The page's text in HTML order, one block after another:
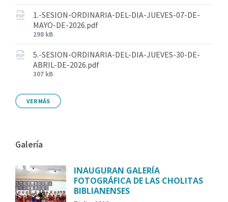
1.-SESION-ORDINARIA-DEL-DIA-JUEVES-07-DE-
MAYO-DE-2026.pdf
298 kB
5.-SESION-ORDINARIA-DEL-DIA-JUEVES-30-DE-
ABRIL-DE-2026.pdf
307 kB
VER MÁS
Galería
INAUGURAN GALERÍA
FOTOGRÁFICA DE LAS CHOLITAS
BIBLIANENSES